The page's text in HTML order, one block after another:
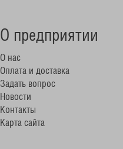
О предприятии
О нас
Оплата и доставка
Задать вопрос
Новости
Контакты
Карта сайта